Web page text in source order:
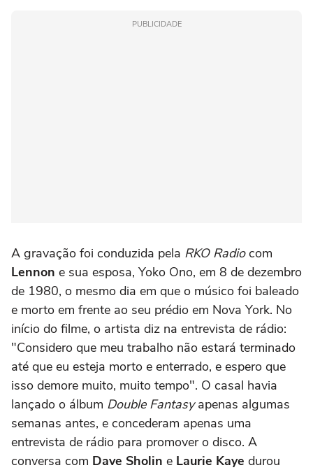
PUBLICIDADE
A gravação foi conduzida pela RKO Radiocom
Lennon e sua esposa, Yoko Ono, em 8 de dezembro
de 1980, o mesmo dia em que o músico foi baleado
e morto em frente ao seu prédio em Nova York. No
início do filme, o artista diz na entrevista de rádio:
"Considero que meu trabalho não estará terminado
até que eu esteja morto e enterrado, e espero que
isso demore muito, muito tempo". O casal havia
lançado o álbum Double Fantasyapenas algumas
semanas antes, e concederam apenas uma
entrevista de rádio para promover o disco. A
conversa com Dave Sholin e Laurie Kaye durou